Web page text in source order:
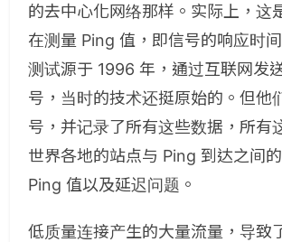
的去中心化网络那样。实际上，这
在测量 Ping 值，即信号的响应时
测试源于 1996 年，通过互联网发
号，当时的技术还挺原始的。但他
号，并记录了所有这些数据，所有
世界各地的站点与 Ping 到达之间的
Ping 值以及延迟问题。
低质量连接产生的大量流量，导致